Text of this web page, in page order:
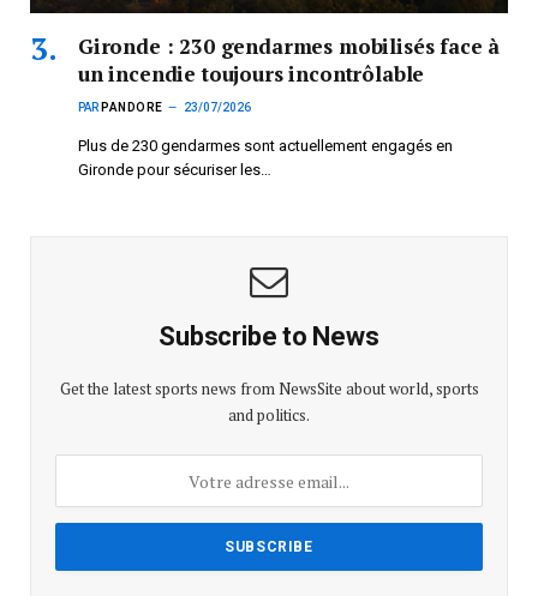
Gironde : 230 gendarmes mobilisés face à
un incendie toujours incontrôlable
PAR PANDORE 23/07/2026
Plus de 230 gendarmes sont actuellement engagés en
Gironde pour sécuriser les…
Subscribe to News
Get the latest sports news from NewsSite about world, sports
and politics.